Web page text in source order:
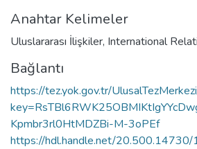
Anahtar Kelimeler
Uluslararası İlişkiler, International
Bağlantı
https://tez.yok.gov.tr/
Kpmbr3rl0HtMDZBi-M-3oPEf
https://hdl.handle.net/